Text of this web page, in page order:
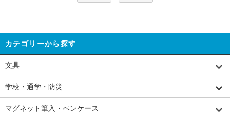
カテゴリーから探す
文具
学校・通学・防災
マグネット筆入・ペンケース